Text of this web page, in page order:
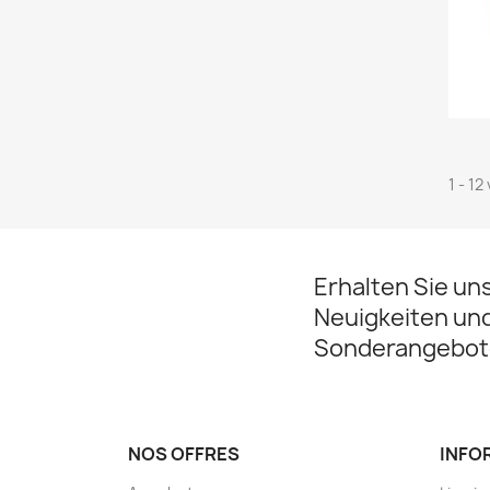
1 -
Erhalten Sie
Neuigkeiten
NOS OFFRES